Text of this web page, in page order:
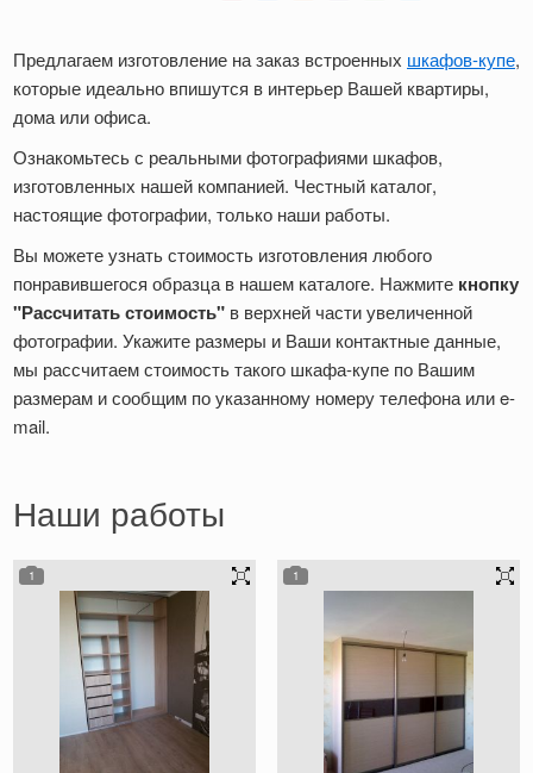
Предлагаем изготовление на заказ встроенных шкафов-купе,
которые идеально впишутся в интерьер Вашей квартиры,
дома или офиса.
Ознакомьтесь с реальными фотографиями шкафов,
изготовленных нашей компанией. Честный каталог,
настоящие фотографии, только наши работы.
Вы можете узнать стоимость изготовления любого
понравившегося образца в нашем каталоге. Нажмите кнопку
"Рассчитать стоимость" в верхней части увеличенной
фотографии. Укажите размеры и Ваши контактные данные,
мы рассчитаем стоимость такого шкафа-купе по Вашим
размерам и сообщим по указанному номеру телефона или e-
mail.
Наши работы
1 1